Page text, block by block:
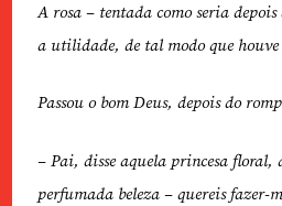
A rosa – tentada como seria
a utilidade, de tal modo que
Passou o bom Deus, depois do
– Pai, disse aquela princesa floral,
perfumada beleza – quereis fazer-